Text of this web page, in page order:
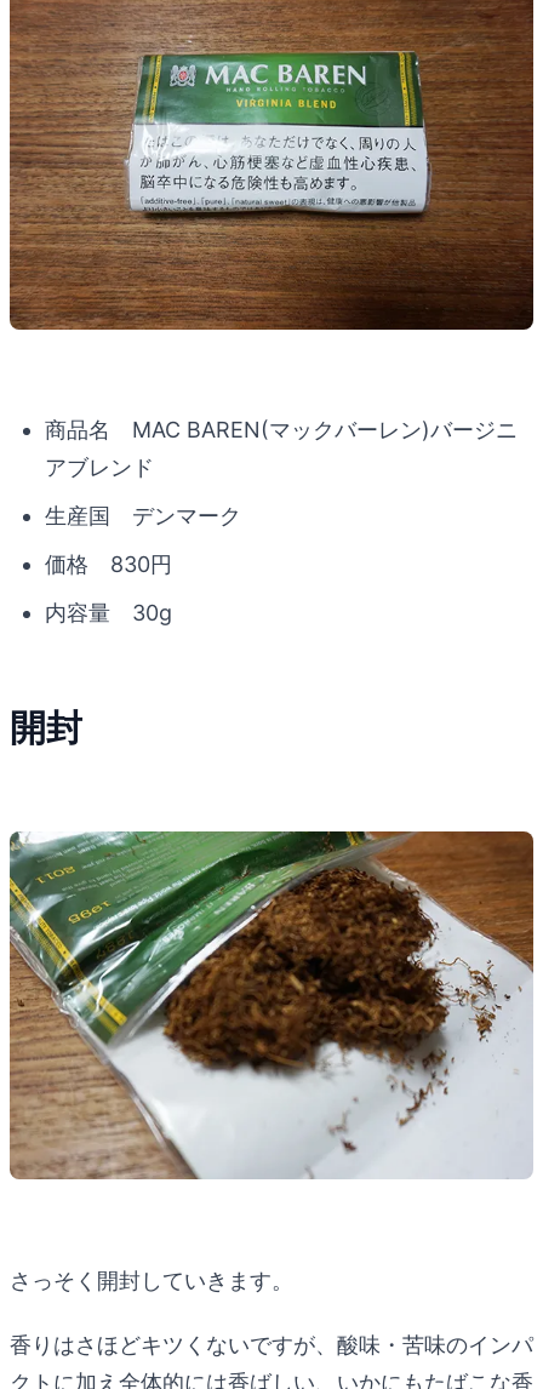
商品名 MAC BAREN(マックバーレン)バージニ
アブレンド
生産国 デンマーク
価格 830円
内容量 30g
開封
さっそく開封していきます。
香りはさほどキツくないですが、酸味・苦味のインパ
クトに加え全体的には香ばしい、いかにもたばこな香